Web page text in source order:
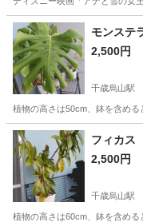
東京 世田谷区 祖師ヶ
モンス
2,500円
千歳烏山駅
植物の高さは50cm、鉢を含め
東京 世田谷区 千歳烏
フィカ
2,500円
千歳烏山駅
植物の高さは60cm、鉢を含め